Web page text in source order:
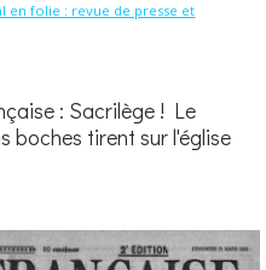
en folie : revue de presse et
: Sacrilège ! Le
boches tirent sur l'église